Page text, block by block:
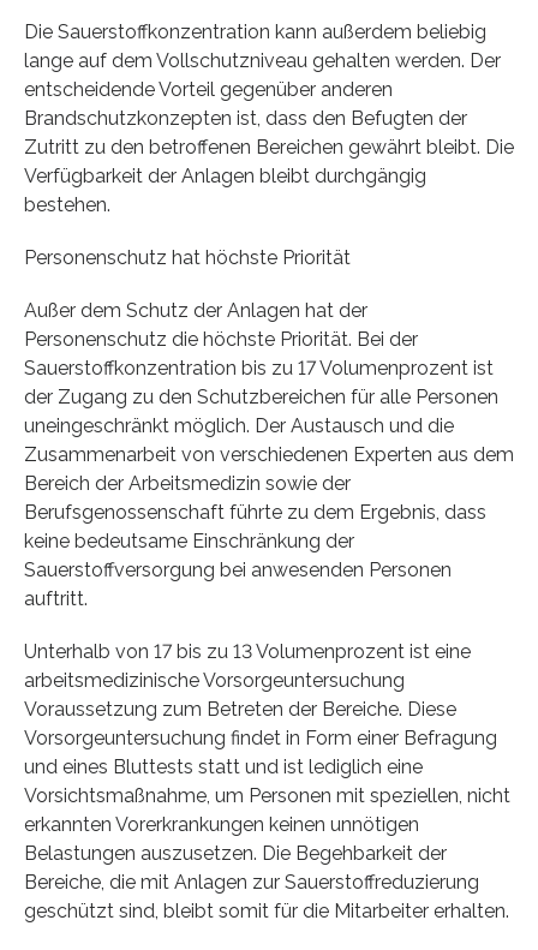
Die Sauerstoffkonzentration kann außerdem beliebig
lange auf dem Vollschutzniveau gehalten werden. Der
entscheidende Vorteil gegenüber anderen
Brandschutzkonzepten ist, dass den Befugten der
Zutritt zu den betroffenen Bereichen gewährt bleibt. Die
Verfügbarkeit der Anlagen bleibt durchgängig
bestehen.
Personenschutz hat höchste Priorität
Außer dem Schutz der Anlagen hat der
Personenschutz die höchste Priorität. Bei der
Sauerstoffkonzentration bis zu 17 Volumenprozent ist
der Zugang zu den Schutzbereichen für alle Personen
uneingeschränkt möglich. Der Austausch und die
Zusammenarbeit von verschiedenen Experten aus dem
Bereich der Arbeitsmedizin sowie der
Berufsgenossenschaft führte zu dem Ergebnis, dass
keine bedeutsame Einschränkung der
Sauerstoffversorgung bei anwesenden Personen
auftritt.
Unterhalb von 17 bis zu 13 Volumenprozent ist eine
arbeitsmedizinische Vorsorgeuntersuchung
Voraussetzung zum Betreten der Bereiche. Diese
Vorsorgeuntersuchung findet in Form einer Befragung
und eines Bluttests statt und ist lediglich eine
Vorsichtsmaßnahme, um Personen mit speziellen, nicht
erkannten Vorerkrankungen keinen unnötigen
Belastungen auszusetzen. Die Begehbarkeit der
Bereiche, die mit Anlagen zur Sauerstoffreduzierung
geschützt sind, bleibt somit für die Mitarbeiter erhalten.